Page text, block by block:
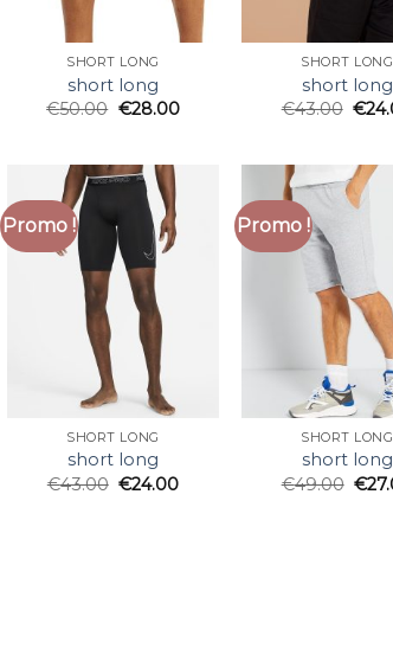
SHORT LONG
short long
€50.00 €28.00
SHORT LONG
short long
€43.00 €
Promo !
SHORT LONG
short long
€43.00 €24.00
Promo !
SHORT LONG
short long
€49.00 €